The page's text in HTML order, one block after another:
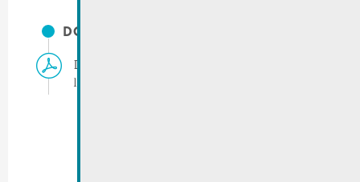
DOCUMENTS
Déplacement temporaire arrêt de bus rue de
la Corniche